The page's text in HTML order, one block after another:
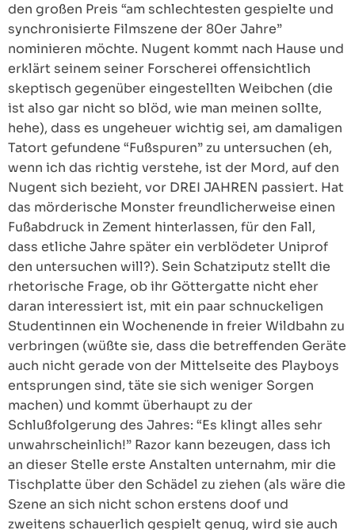
den großen Preis “am schlechtesten gespielte und
synchronisierte Filmszene der 80er Jahre”
nominieren möchte. Nugent kommt nach Hause und
erklärt seinem seiner Forscherei offensichtlich
skeptisch gegenüber eingestellten Weibchen (die
ist also gar nicht so blöd, wie man meinen sollte,
hehe), dass es ungeheuer wichtig sei, am damaligen
Tatort gefundene “Fußspuren” zu untersuchen (eh,
wenn ich das richtig verstehe, ist der Mord, auf den
Nugent sich bezieht, vor DREI JAHREN passiert. Hat
das mörderische Monster freundlicherweise einen
Fußabdruck in Zement hinterlassen, für den Fall,
dass etliche Jahre später ein verblödeter Uniprof
den untersuchen will?). Sein Schatziputz stellt die
rhetorische Frage, ob ihr Göttergatte nicht eher
daran interessiert ist, mit ein paar schnuckeligen
Studentinnen ein Wochenende in freier Wildbahn zu
verbringen (wüßte sie, dass die betreffenden Geräte
auch nicht gerade von der Mittelseite des Playboys
entsprungen sind, täte sie sich weniger Sorgen
machen) und kommt überhaupt zu der
Schlußfolgerung des Jahres: “Es klingt alles sehr
unwahrscheinlich!” Razor kann bezeugen, dass ich
an dieser Stelle erste Anstalten unternahm, mir die
Tischplatte über den Schädel zu ziehen (als wäre die
Szene an sich nicht schon erstens doof und
zweitens schauerlich gespielt genug, wird sie auch